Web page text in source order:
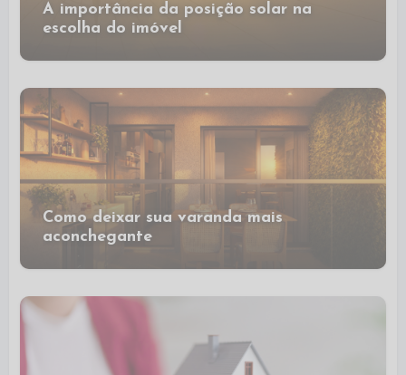
A importância da posição solar na
escolha do imóvel
Como deixar sua varanda mais
aconchegante